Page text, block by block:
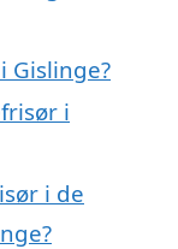
Gislinge?
i
i de